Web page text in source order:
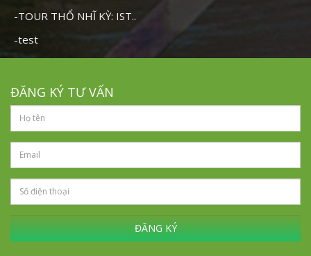
-TOUR THỔ NHĨ KỲ: IST..
-test
ĐĂNG KÝ TƯ VẤN
ĐĂNG KÝ